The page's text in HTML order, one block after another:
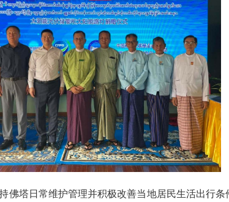
佛塔日常维护管理并积极改善当地居民生活出行